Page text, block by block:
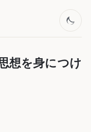
想を身につけ